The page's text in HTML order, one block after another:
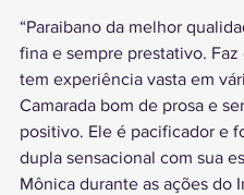
“Paraibano da melhor
fina e sempre prestativo.
tem experiência vasta em
Camarada bom de prosa e
positivo. Ele é pacificador e
dupla sensacional com sua
Mônica durante as ações do